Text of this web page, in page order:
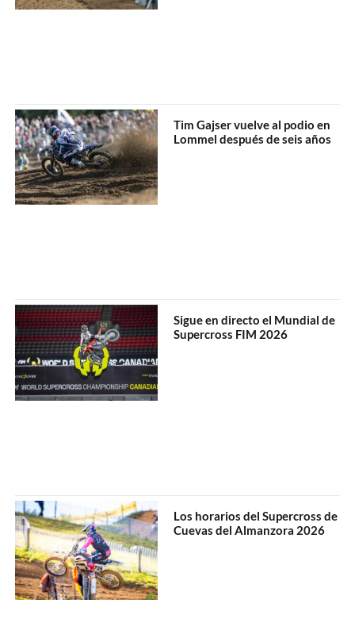
Tim Gajser vuelve al podio en
Lommel después de seis años
Sigue en directo el Mundial de
Supercross FIM 2026
Los horarios del Supercross de
Cuevas del Almanzora 2026